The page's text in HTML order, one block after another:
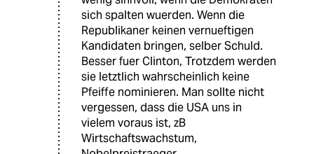
sich spalten wuerden. Wenn die
Republikaner keinen vernueftigen
Kandidaten bringen, selber Schuld.
Besser fuer Clinton, Trotzdem werden
sie letztlich wahrscheinlich keine
Pfeiffe nominieren. Man sollte nicht
vergessen, dass die USA uns in
vielem voraus ist, zB
Wirtschaftswachstum,